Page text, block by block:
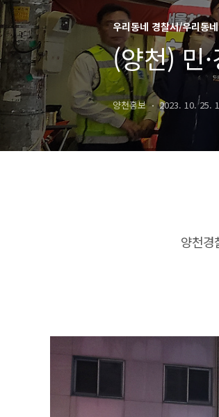
우리동네 경찰서/우리동
(양천) 민
양천홍보 2023. 10. 25.
양천경